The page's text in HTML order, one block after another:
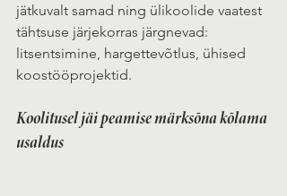
jätkuvalt samad ning ülikoolide vaatest
tähtsuse järjekorras järgnevad:
litsentsimine, hargettevõtlus, ühised
koostööprojektid.
Koolitusel jäi peamise märksõna kõlama
usaldus